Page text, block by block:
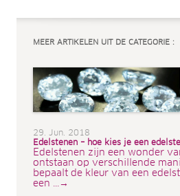
MEER ARTIKELEN UIT DE CATEGORIE :
29. Jun. 2018
Edelstenen – hoe kies je een
Edelstenen zijn een wonder
ontstaan op verschillende
bepaalt de kleur van een
een ...→